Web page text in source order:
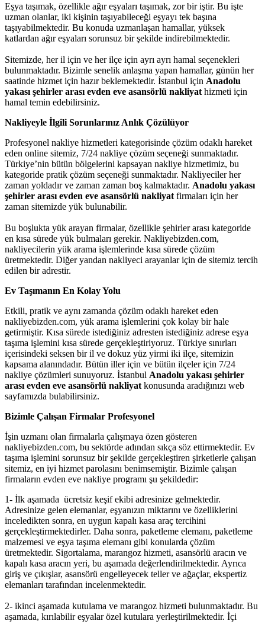
Eşya taşımak, özellikle ağır eşyaları taşımak, zor bir iştir. Bu işte
uzman olanlar, iki kişinin taşıyabileceği eşyayı tek başına
taşıyabilmektedir. Bu konuda uzmanlaşan hamallar, yüksek
katlardan ağır eşyaları sorunsuz bir şekilde indirebilmektedir.
Sitemizde, her il için ve her ilçe için ayrı ayrı hamal seçenekleri
bulunmaktadır. Bizimle senelik anlaşma yapan hamallar, günün her
saatinde hizmet için hazır beklemektedir. İstanbul için Anadolu
yakası şehirler arası evden eve asansörlü nakliyat hizmeti için
hamal temin edebilirsiniz.
Nakliyeyle İlgili Sorunlarınız Anlık Çözülüyor
Profesyonel nakliye hizmetleri kategorisinde çözüm odaklı hareket
eden online sitemiz, 7/24 nakliye çözüm seçeneği sunmaktadır.
Türkiye’nin bütün bölgelerini kapsayan nakliye hizmetimiz, bu
kategoride pratik çözüm seçeneği sunmaktadır. Nakliyeciler her
zaman yoldadır ve zaman zaman boş kalmaktadır. Anadolu yakası
şehirler arası evden eve asansörlü nakliyat firmaları için her
zaman sitemizde yük bulunabilir.
Bu boşlukta yük arayan firmalar, özellikle şehirler arası kategoride
en kısa sürede yük bulmaları gerekir. Nakliyebizden.com,
nakliyecilerin yük arama işlemlerinde kısa sürede çözüm
üretmektedir. Diğer yandan nakliyeci arayanlar için de sitemiz tercih
edilen bir adrestir.
Ev Taşımanın En Kolay Yolu
Etkili, pratik ve aynı zamanda çözüm odaklı hareket eden
nakliyebizden.com, yük arama işlemlerini çok kolay bir hale
getirmiştir. Kısa sürede istediğiniz adresten istediğiniz adrese eşya
taşıma işlemini kısa sürede gerçekleştiriyoruz. Türkiye sınırları
içerisindeki seksen bir il ve dokuz yüz yirmi iki ilçe, sitemizin
kapsama alanındadır. Bütün iller için ve bütün ilçeler için 7/24
nakliye çözümleri sunuyoruz. İstanbul Anadolu yakası şehirler
arası evden eve asansörlü nakliyat konusunda aradığınızı web
sayfamızda bulabilirsiniz.
Bizimle Çalışan Firmalar Profesyonel
İşin uzmanı olan firmalarla çalışmaya özen gösteren
nakliyebizden.com, bu sektörde adından sıkça söz ettirmektedir. Ev
taşıma işlemini sorunsuz bir şekilde gerçekleştiren şirketlerle çalışan
sitemiz, en iyi hizmet parolasını benimsemiştir. Bizimle çalışan
firmaların evden eve nakliye programı şu şekildedir:
1- İlk aşamada ücretsiz keşif ekibi adresinize gelmektedir.
Adresinize gelen elemanlar, eşyanızın miktarını ve özelliklerini
inceledikten sonra, en uygun kapalı kasa araç tercihini
gerçekleştirmektedirler. Daha sonra, paketleme elemanı, paketleme
malzemesi ve eşya taşıma elemanı gibi konularda çözüm
üretmektedir. Sigortalama, marangoz hizmeti, asansörlü aracın ve
kapalı kasa aracın yeri, bu aşamada değerlendirilmektedir. Ayrıca
giriş ve çıkışlar, asansörü engelleyecek teller ve ağaçlar, ekspertiz
elemanları tarafından incelenmektedir.
2- ikinci aşamada kutulama ve marangoz hizmeti bulunmaktadır. Bu
aşamada, kırılabilir eşyalar özel kutulara yerleştirilmektedir. İçi